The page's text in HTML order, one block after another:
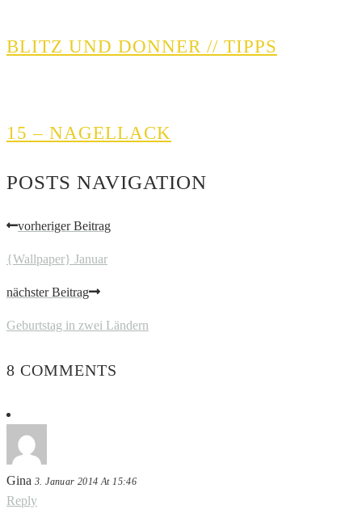
BLITZ UND DONNER // TIPPS
15 – NAGELLACK
POSTS NAVIGATION
vorheriger Beitrag
{Wallpaper} Januar
nächster Beitrag
Geburtstag in zwei Ländern
8 COMMENTS
Gina 3. Januar 2014 At 15:46
Reply